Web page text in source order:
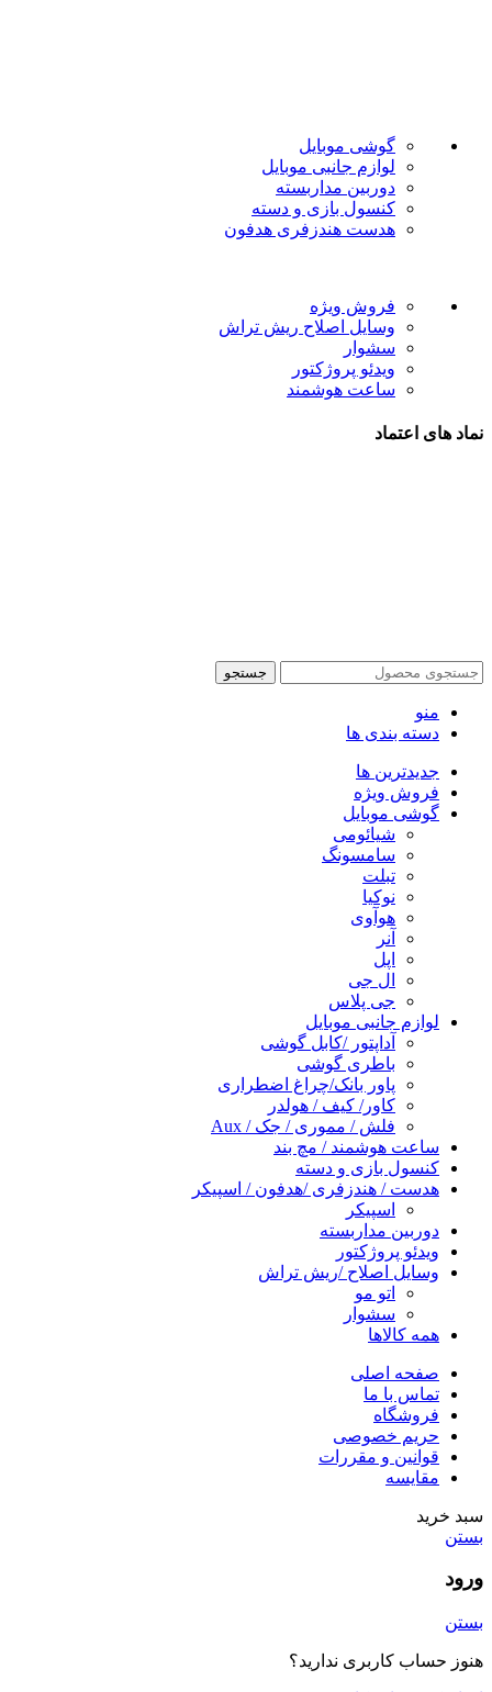
گوشی موبایل
لوازم جانبی موبایل
دوربین مداربسته
کنسول بازی و دسته
هدست هندزفری هدفون
فروش ویژه
وسایل اصلاح ریش تراش
سشوار
ویدئو پروژکتور
ساعت هوشمند
نماد های اعتماد
جستجو
منو
دسته بندی ها
جدیدترین ها
فروش ویژه
گوشی موبایل
شیائومی
سامسونگ
تبلت
نوکیا
هوآوی
آنر
اپل
ال جی
جی پلاس
لوازم جانبی موبایل
آداپتور /کابل گوشی
باطری گوشی
پاور بانک/چراغ اضطراری
کاور/ کیف / هولدر
فلش / مموری / جک / Aux
ساعت هوشمند / مچ بند
کنسول بازی و دسته
هدست / هندزفری /هدفون / اسپیکر
اسپیکر
دوربین مداربسته
ویدئو پروژکتور
وسایل اصلاح /ریش تراش
اتو مو
سشوار
همه کالاها
صفحه اصلی
تماس با ما
فروشگاه
حریم خصوصی
قوانین و مقررات
مقایسه
سبد خرید
بستن
ورود
بستن
هنوز حساب کاربری ندارید؟